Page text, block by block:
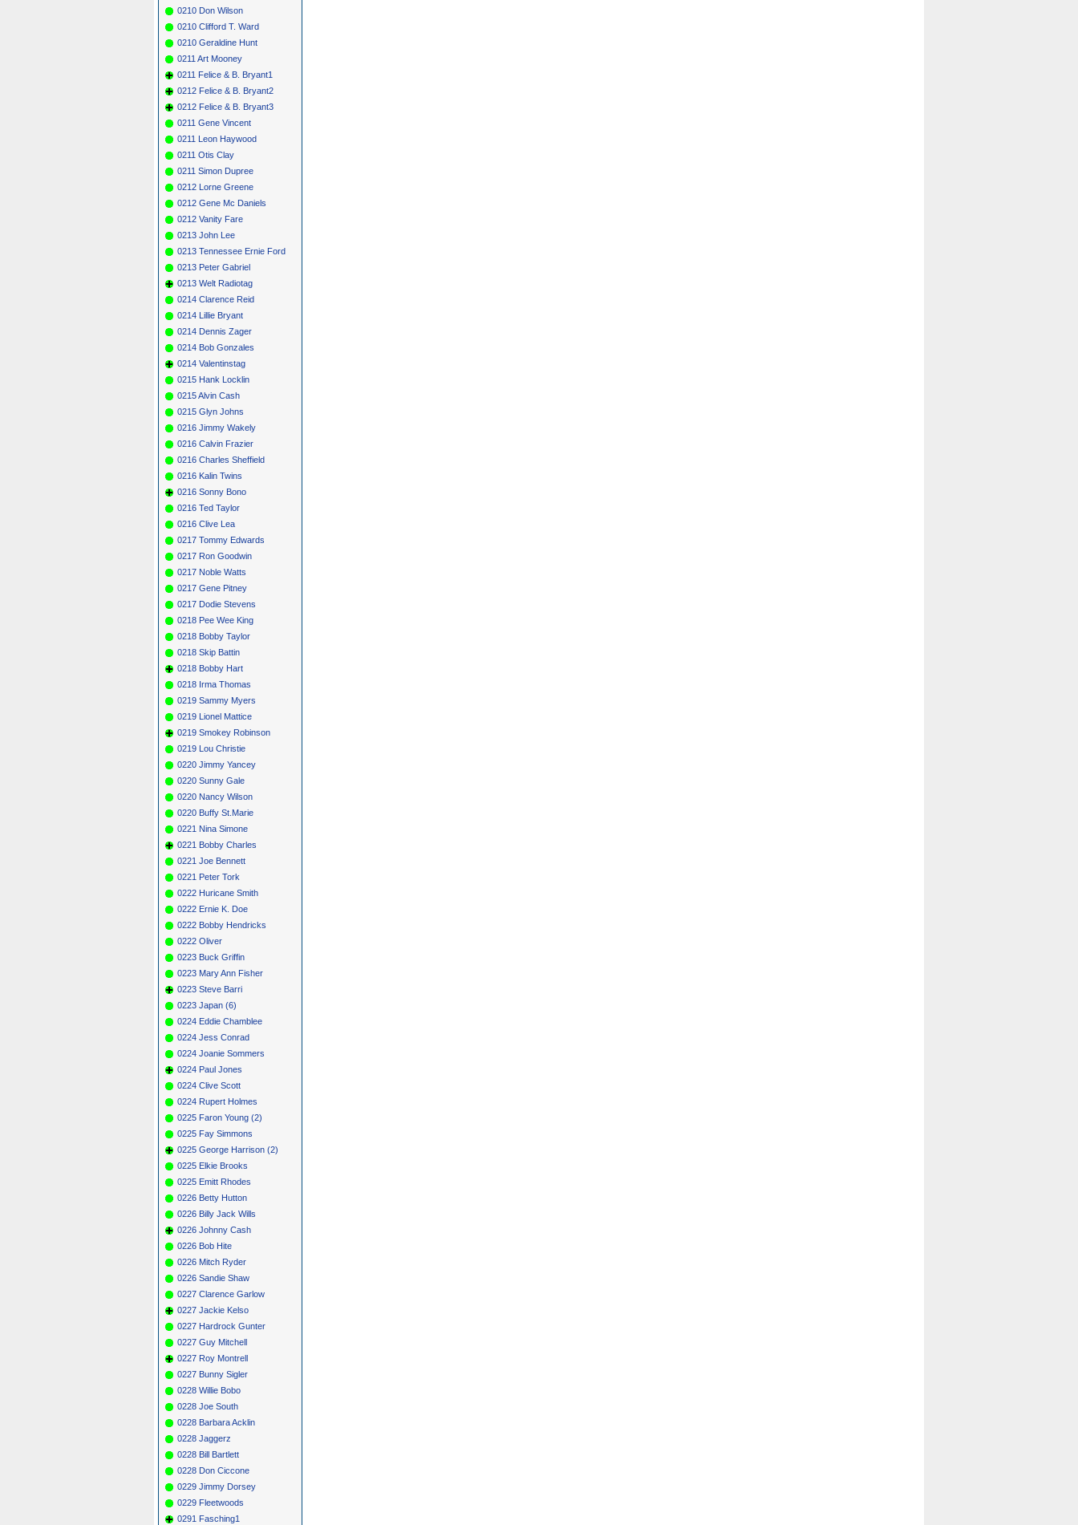
0210 Don Wilson
0210 Clifford T. Ward
0210 Geraldine Hunt
0211 Art Mooney
0211 Felice & B. Bryant1
0212 Felice & B. Bryant2
0212 Felice & B. Bryant3
0211 Gene Vincent
0211 Leon Haywood
0211 Otis Clay
0211 Simon Dupree
0212 Lorne Greene
0212 Gene Mc Daniels
0212 Vanity Fare
0213 John Lee
0213 Tennessee Ernie Ford
0213 Peter Gabriel
0213 Welt Radiotag
0214 Clarence Reid
0214 Lillie Bryant
0214 Dennis Zager
0214 Bob Gonzales
0214 Valentinstag
0215 Hank Locklin
0215 Alvin Cash
0215 Glyn Johns
0216 Jimmy Wakely
0216 Calvin Frazier
0216 Charles Sheffield
0216 Kalin Twins
0216 Sonny Bono
0216 Ted Taylor
0216 Clive Lea
0217 Tommy Edwards
0217 Ron Goodwin
0217 Noble Watts
0217 Gene Pitney
0217 Dodie Stevens
0218 Pee Wee King
0218 Bobby Taylor
0218 Skip Battin
0218 Bobby Hart
0218 Irma Thomas
0219 Sammy Myers
0219 Lionel Mattice
0219 Smokey Robinson
0219 Lou Christie
0220 Jimmy Yancey
0220 Sunny Gale
0220 Nancy Wilson
0220 Buffy St.Marie
0221 Nina Simone
0221 Bobby Charles
0221 Joe Bennett
0221 Peter Tork
0222 Huricane Smith
0222 Ernie K. Doe
0222 Bobby Hendricks
0222 Oliver
0223 Buck Griffin
0223 Mary Ann Fisher
0223 Steve Barri
0223 Japan (6)
0224 Eddie Chamblee
0224 Jess Conrad
0224 Joanie Sommers
0224 Paul Jones
0224 Clive Scott
0224 Rupert Holmes
0225 Faron Young (2)
0225 Fay Simmons
0225 George Harrison (2)
0225 Elkie Brooks
0225 Emitt Rhodes
0226 Betty Hutton
0226 Billy Jack Wills
0226 Johnny Cash
0226 Bob Hite
0226 Mitch Ryder
0226 Sandie Shaw
0227 Clarence Garlow
0227 Jackie Kelso
0227 Hardrock Gunter
0227 Guy Mitchell
0227 Roy Montrell
0227 Bunny Sigler
0228 Willie Bobo
0228 Joe South
0228 Barbara Acklin
0228 Jaggerz
0228 Bill Bartlett
0228 Don Ciccone
0229 Jimmy Dorsey
0229 Fleetwoods
0291 Fasching1